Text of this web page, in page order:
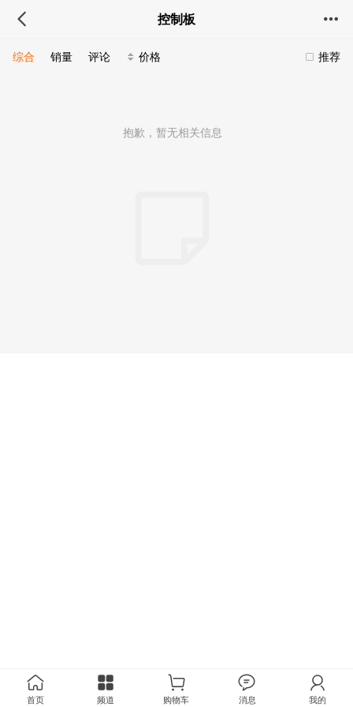
控制板
推荐
综合 销量 评论 价格
抱歉，暂无相关信息
首页 频道 购物车 消息 我的